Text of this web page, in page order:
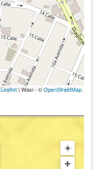
Leaflet | Wasi - ©OpenStreetMap